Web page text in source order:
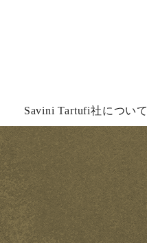
Savini Tartufi社について